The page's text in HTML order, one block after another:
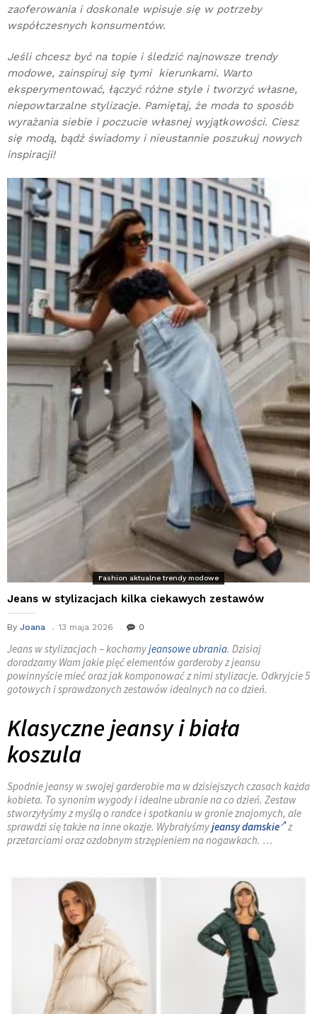
zaoferowania i doskonale wpisuje się w potrzeby
współczesnych konsumentów.
Jeśli chcesz być na topie i śledzić najnowsze trendy
modowe, zainspiruj się tymi kierunkami. Warto
eksperymentować, łączyć różne style i tworzyć własne,
niepowtarzalne stylizacje. Pamiętaj, że moda to sposób
wyrażania siebie i poczucie własnej wyjątkowości. Ciesz
się modą, bądź świadomy i nieustannie poszukuj nowych
inspiracji!
Fashion aktualne trendy modowe
Jeans w stylizacjach kilka ciekawych zestawów
By Joana 13 maja 2026 0
Jeans w stylizacjach – kochamyjeansowe ubrania. Dzisiaj
doradzamy Wam jakie pięć elementów garderoby z jeansu
powinnyście mieć oraz jak komponować z nimi stylizacje. Odkryjcie 5
gotowych i sprawdzonych zestawów idealnych na co dzień.
Klasyczne jeansy i biała
koszula
Spodnie jeansy w swojej garderobie ma w dzisiejszych czasach każda
kobieta. To synonim wygody i idealne ubranie na co dzień. Zestaw
stworzyłyśmy z myślą o randce i spotkaniu w gronie znajomych, ale
sprawdzi się także na inne okazje. Wybrałyśmyjeansy damskie z
przetarciami oraz ozdobnym strzępieniem na nogawkach. …